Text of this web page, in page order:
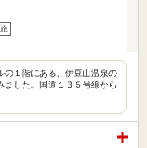
の１階にある、伊豆山温泉の
ました。国道１３５号線から